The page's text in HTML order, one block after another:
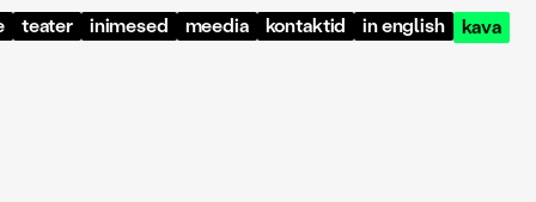
teater inimesed meedia kontaktid in english kava